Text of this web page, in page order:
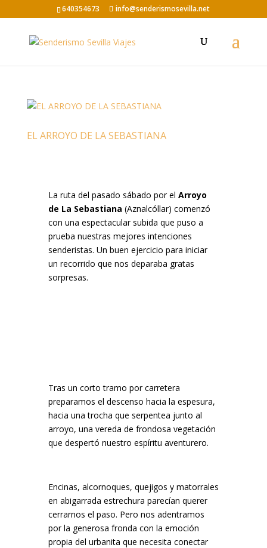
640354673 info@senderismosevilla.net
EL ARROYO DE LA SEBASTIANA
La ruta del pasado sábado por el Arroyo
de La Sebastiana (Aznalcóllar) comenzó
con una espectacular subida que puso a
prueba nuestras mejores intenciones
senderistas. Un buen ejercicio para iniciar
un recorrido que nos deparaba gratas
sorpresas.
Tras un corto tramo por carretera
preparamos el descenso hacia la espesura,
hacia una trocha que serpentea junto al
arroyo, una vereda de frondosa vegetación
que despertó nuestro espíritu aventurero.
Encinas, alcornoques, quejigos y matorrales
en abigarrada estrechura parecían querer
cerrarnos el paso. Pero nos adentramos
por la generosa fronda con la emoción
propia del urbanita que necesita conectar